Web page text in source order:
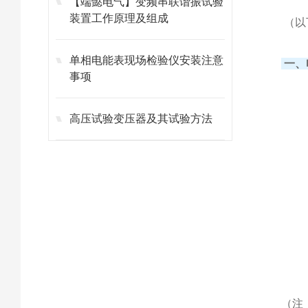
装置工作原理及组成
单相电能表现场检验仪安装注意
事项
高压试验变压器及其试验方法
（
一、
（